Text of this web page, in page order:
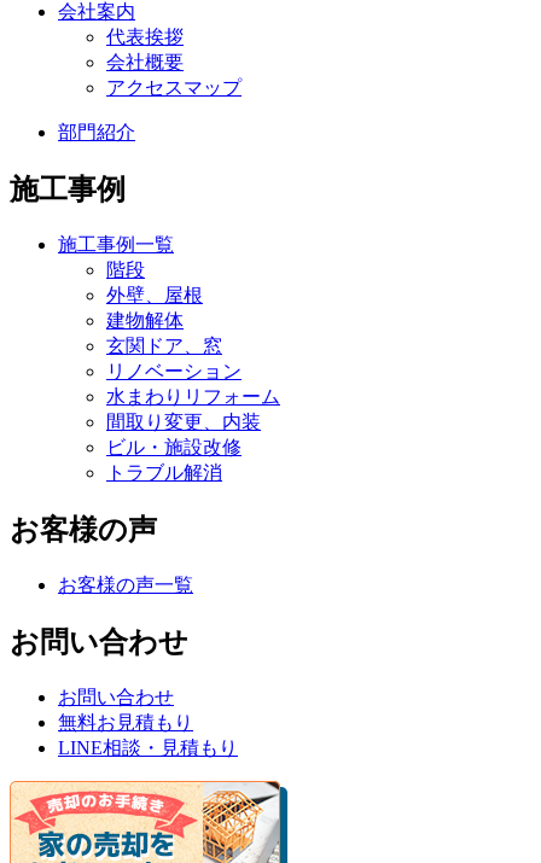
会社案内
代表挨拶
会社概要
アクセスマップ
部門紹介
施工事例
施工事例一覧
階段
外壁、屋根
建物解体
玄関ドア、窓
リノベーション
水まわりリフォーム
間取り変更、内装
ビル・施設改修
トラブル解消
お客様の声
お客様の声一覧
お問い合わせ
お問い合わせ
無料お見積もり
LINE相談・見積もり